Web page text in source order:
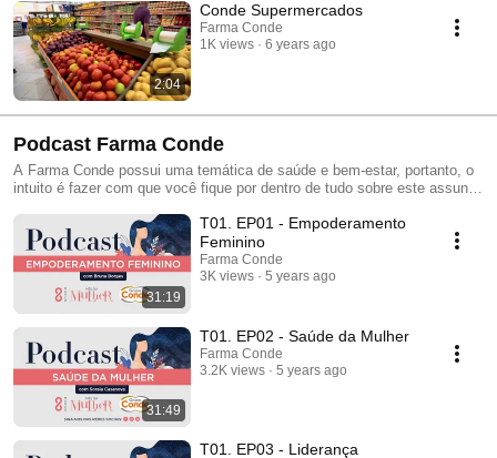
2:04
Conde Supermercados
Farma Conde
1K views
6 years ago
Podcast Farma Conde
A Farma Conde possui uma temática de saúde e bem-estar, portanto, o
intuito é fazer com que você fique por dentro de tudo sobre este assunto
31:19
T01. EP01 - Empoderamento
Feminino
Farma Conde
3K views
5 years ago
31:49
T01. EP02 - Saúde da Mulher
Farma Conde
3.2K views
5 years ago
T01. EP03 - Liderança